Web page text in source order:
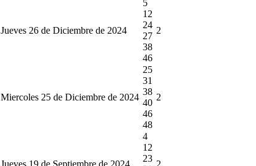
Jueves 26 de Diciembre de 2024
5
12
24
27
38
46
2
Miercoles 25 de Diciembre de 2024
25
31
38
40
46
48
2
Jueves 19 de Septiembre de 2024
4
12
23
2